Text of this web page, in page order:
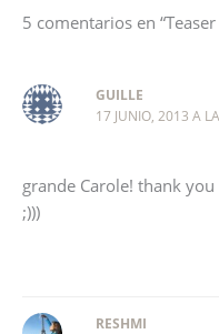
5 comentarios en
GUILLE
17 JUNIO, 2013 A
grande Carole! thank
;)))
RESHMI